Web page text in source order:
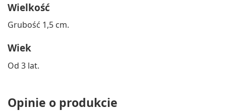
Wielkość
Grubość 1,5 cm.
Wiek
Od 3 lat.
Opinie o produkcie